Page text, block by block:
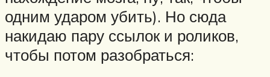
одним ударом убить). Но сюда
накидаю пару ссылок и роликов,
чтобы потом разобраться: